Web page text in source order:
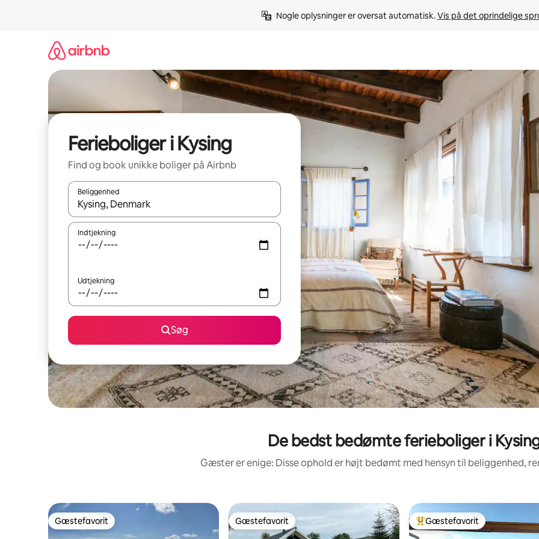
Nogle oplysninger er oversat automatisk. Vis på det oprindelige
Ferieboliger i Kysing
Find og book unikke boliger på Airbnb
Beliggenhed
Når resultaterne er tilgængelige, skal du navigere med piletasterne op og ned eller se mere ved at trykke eller stryge.
Indtjekning
Udtjekning
Søg
De bedst bedømte ferieboliger i
Gæster er enige: Disse ophold er højt bedømt med hensyn til beliggenhed,
Gæstefavorit
Gæstefavorit Gæstefavorit
Gæstefavorit Bedste gæstefavorit
Gæstefavorit